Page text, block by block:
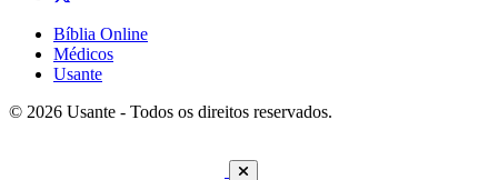
Bíblia Online
Médicos
Usante
© 2026 Usante - Todos os direitos reservados.